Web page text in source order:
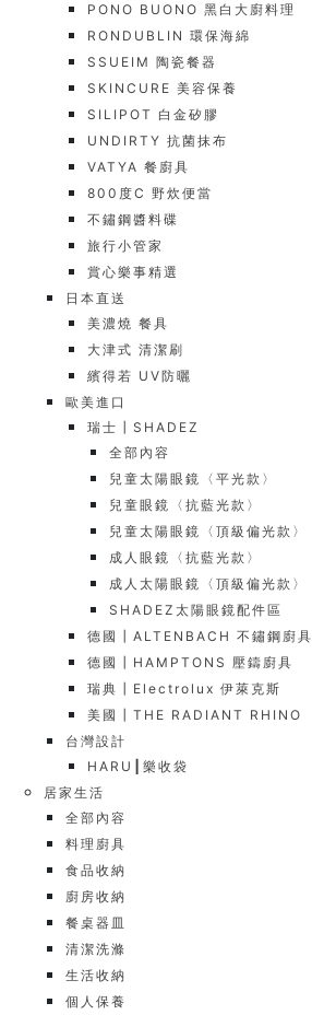
PONO BUONO 黑白大廚料理
RONDUBLIN 環保海綿
SSUEIM 陶瓷餐器
SKINCURE 美容保養
SILIPOT 白金矽膠
UNDIRTY 抗菌抹布
VATYA 餐廚具
800度C 野炊便當
不鏽鋼醬料碟
旅行小管家
賞心樂事精選
日本直送
美濃燒 餐具
大津式 清潔刷
繽得若 UV防曬
歐美進口
瑞士┃SHADEZ
全部內容
兒童太陽眼鏡〈平光款〉
兒童眼鏡〈抗藍光款〉
兒童太陽眼鏡〈頂級偏光款〉
成人眼鏡〈抗藍光款〉
成人太陽眼鏡〈頂級偏光款〉
SHADEZ太陽眼鏡配件區
德國┃ALTENBACH 不鏽鋼廚具
德國┃HAMPTONS 壓鑄廚具
瑞典┃Electrolux 伊萊克斯
美國┃THE RADIANT RHINO
台灣設計
HARU┃樂收袋
居家生活
全部內容
料理廚具
食品收納
廚房收納
餐桌器皿
清潔洗滌
生活收納
個人保養